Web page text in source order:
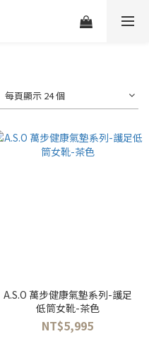
每頁顯示 24 個
A.S.O 萬步健康氣墊系列-護足
低筒女靴-茶色
NT$5,995